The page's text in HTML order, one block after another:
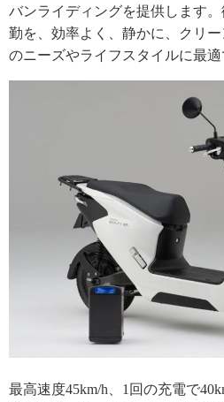
バンライディングを提供します
勤を、効率よく、静かに、クリ
のニーズやライフスタイルに最適
最高速度45km/h、1回の充電で